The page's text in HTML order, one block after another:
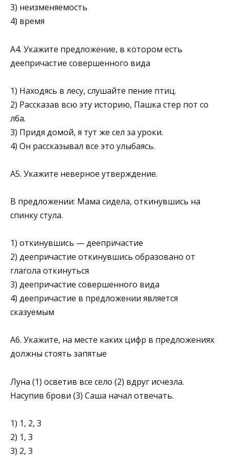
3) неизменяемость
4) время
А4. Укажите предложение, в котором есть
деепричастие совершенного вида
1) Находясь в лесу, слушайте пение птиц.
2) Рассказав всю эту историю, Пашка стер пот со
лба.
3) Придя домой, я тут же сел за уроки.
4) Он рассказывал все это улыбаясь.
А5. Укажите неверное утверждение.
В предложении: Мама сидела, откинувшись на
спинку стула.
1) откинувшись — деепричастие
2) деепричастие откинувшись образовано от
глагола откинуться
3) деепричастие совершенного вида
4) деепричастие в предложении является
сказуемым
А6. Укажите, на месте каких цифр в предложениях
должны стоять запятые
Луна (1) осветив все село (2) вдруг исчезла.
Насупив брови (3) Саша начал отвечать.
1) 1, 2, 3
2) 1, 3
3) 2, 3